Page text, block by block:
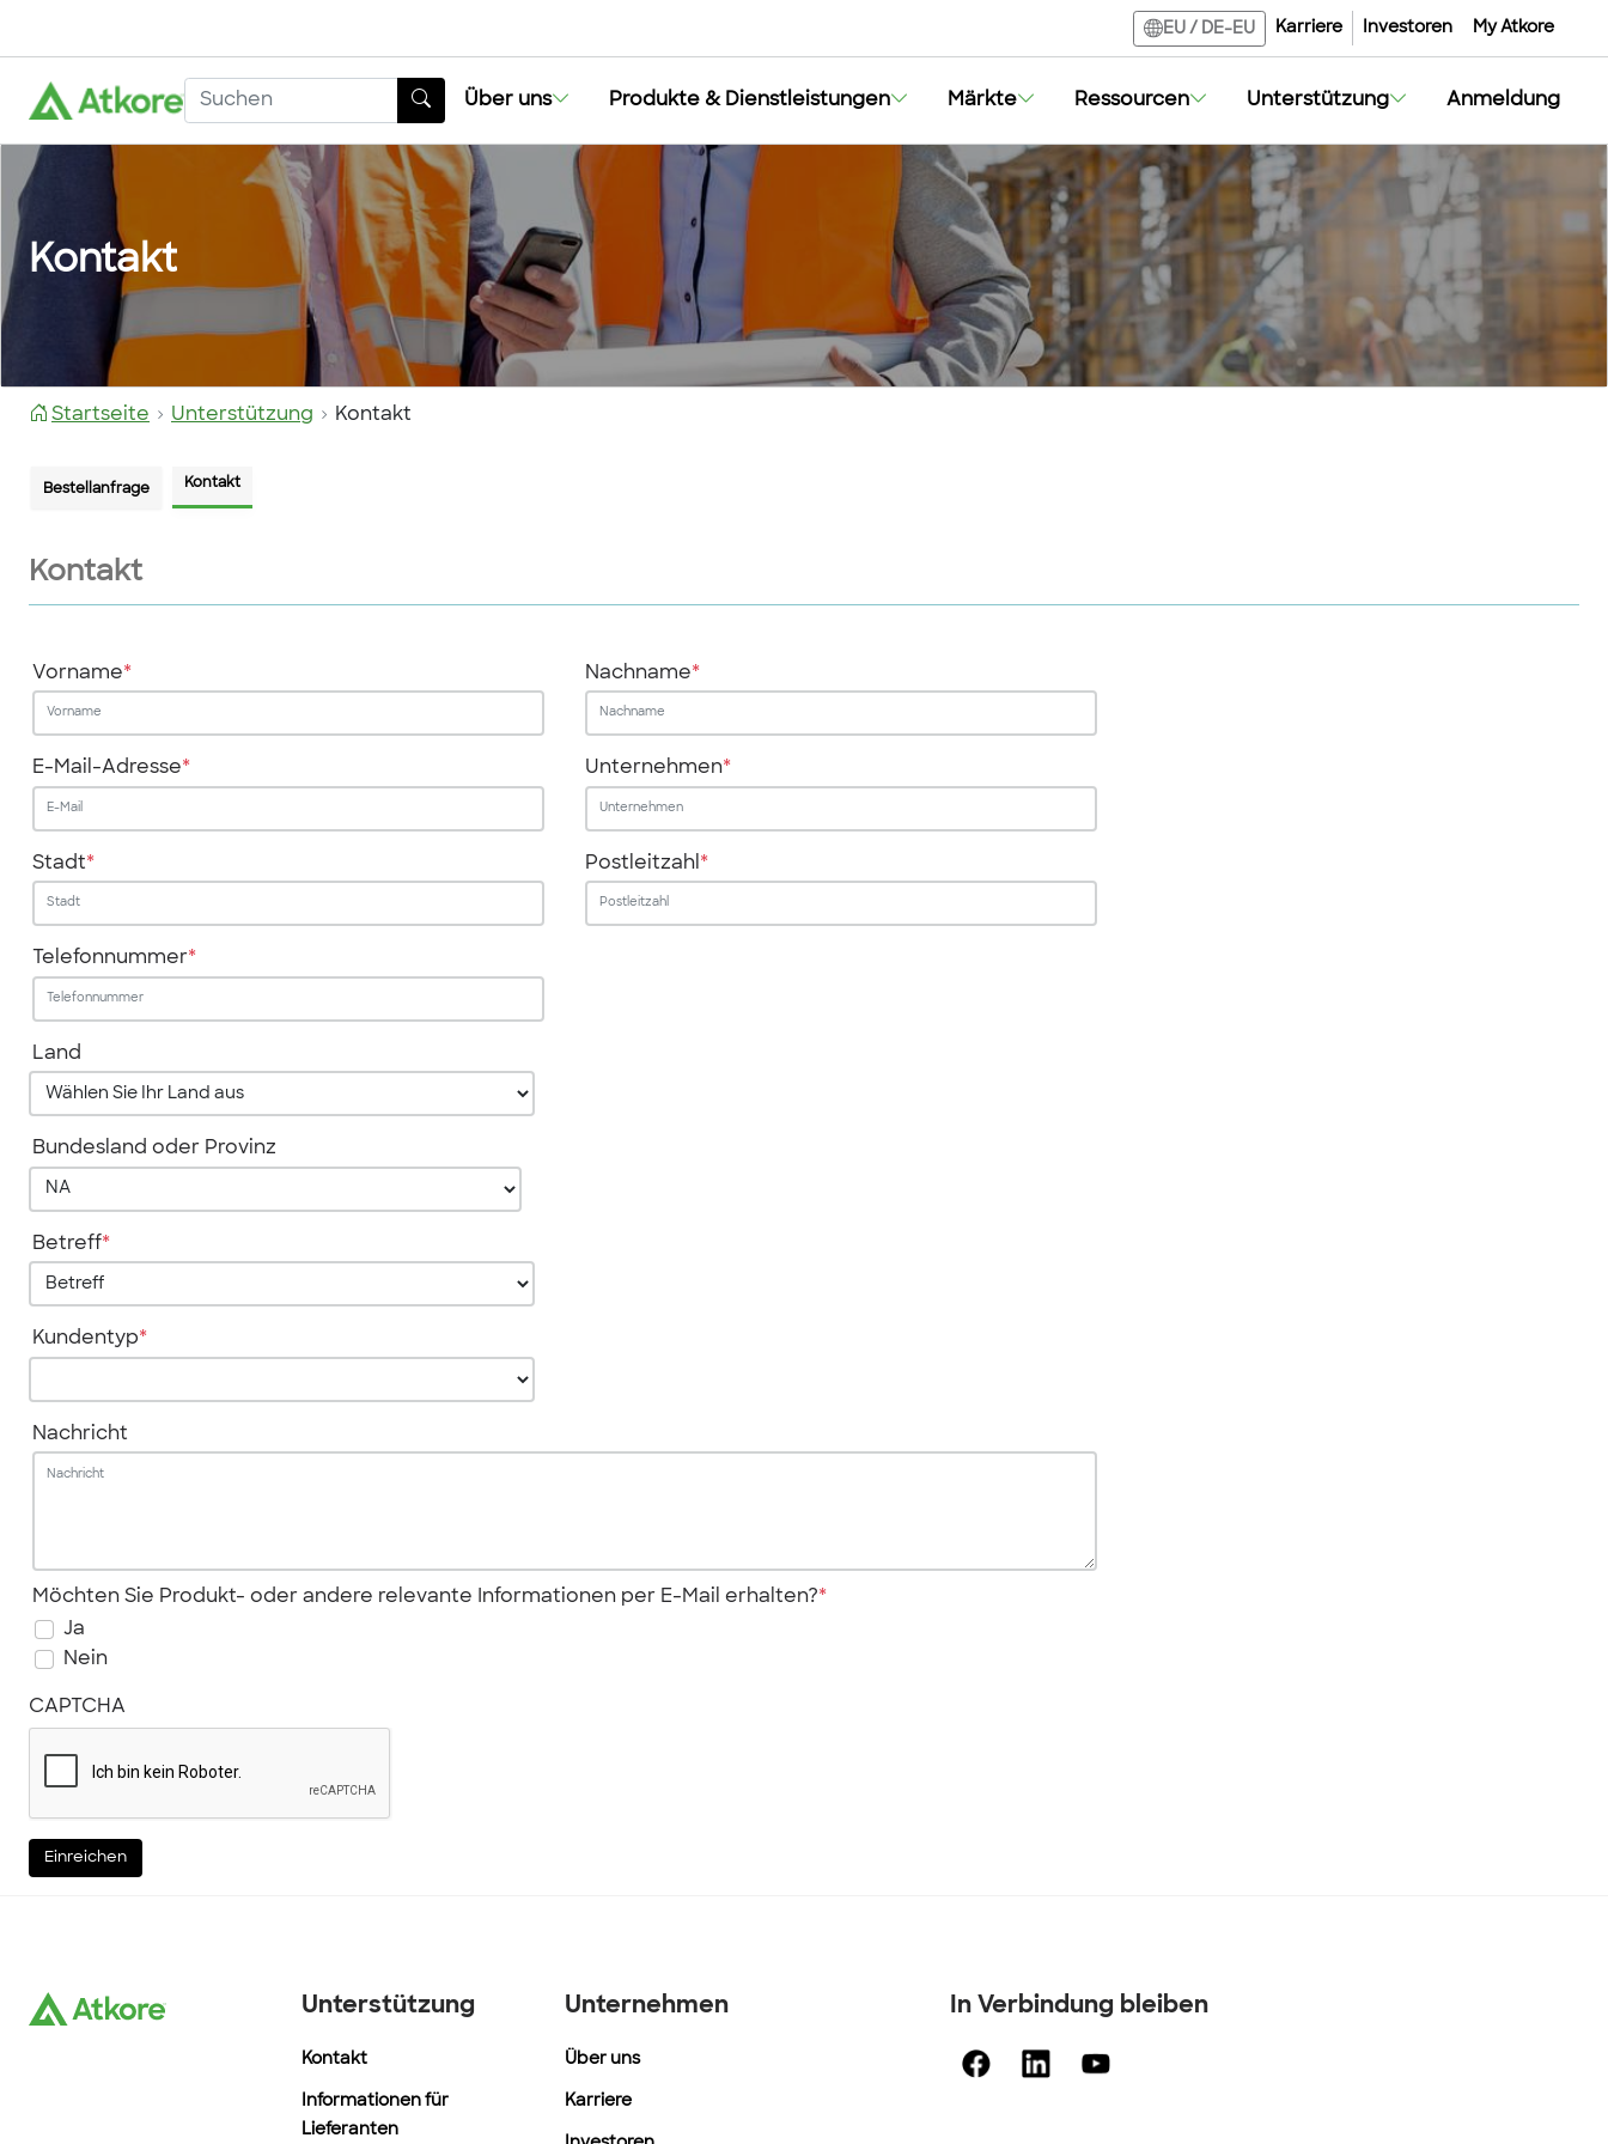
EU / DE-EU Karriere Investoren My Atkore
Über uns Produkte & Dienstleistungen Märkte Ressourcen Unterstützung Anmeldung
Kontakt
Startseite Unterstützung Kontakt
Bestellanfrage Kontakt
Kontakt
Vorname* Nachname*
E-Mail-Adresse* Unternehmen*
Stadt* Postleitzahl *
Telefonnummer*
Land
Bundesland oder Provinz
Betreff*
Kundentyp*
Nachricht
Möchten Sie Produkt- oder andere relevante Informationen per E-Mail erhalten?*
Ja
Nein
CAPTCHA
Einreichen
Unterstützung
Kontakt
Informationen für
Lieferanten
Unternehmen
Über uns
Karriere
In Verbindung bleiben